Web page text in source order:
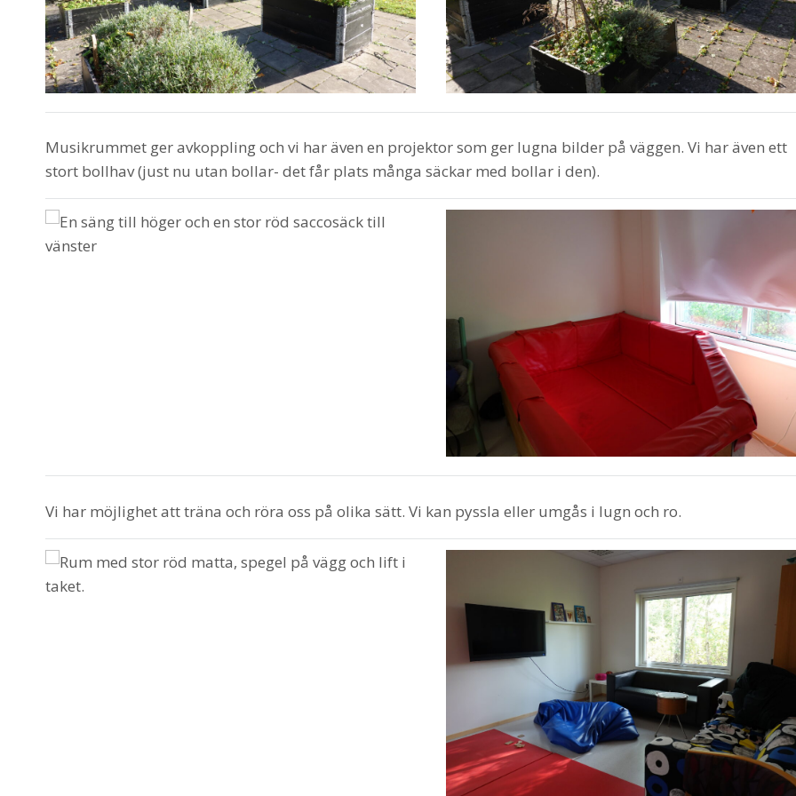
Musikrummet ger avkoppling och vi har även en projektor som ger lugna bilder på väggen. Vi har även ett
stort bollhav (just nu utan bollar- det får plats många säckar med bollar i den).
Vi har möjlighet att träna och röra oss på olika sätt. Vi kan pyssla eller umgås i lugn och ro.